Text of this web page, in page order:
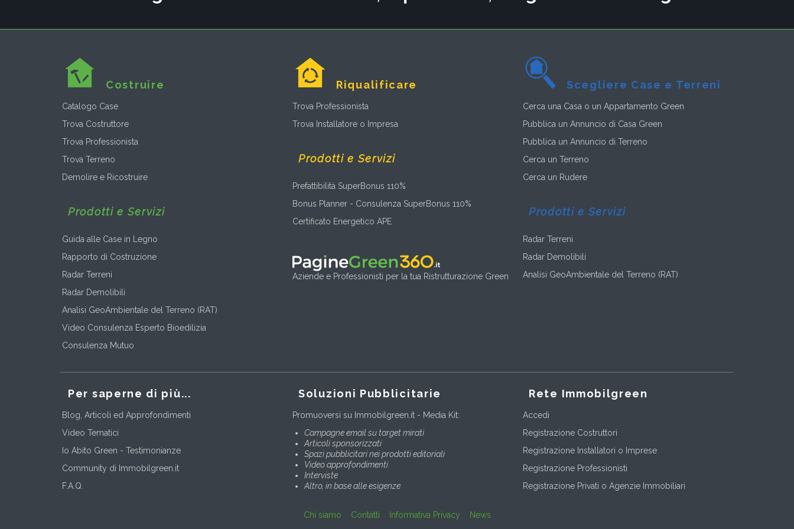
Costruire
Catalogo Case
Trova Costruttore
Trova Professionista
Trova Terreno
Demolire e Ricostruire
Prodotti e Servizi
Guida alle Case in Legno
Rapporto di Costruzione
Radar Terreni
Radar Demolibili
Analisi GeoAmbientale del Terreno (RAT)
Video Consulenza Esperto Bioedilizia
Consulenza Mutuo
Riqualificare
Trova Professionista
Trova Installatore o Impresa
Prodotti e Servizi
Prefattibilità SuperBonus 110%
Bonus Planner - Consulenza SuperBonus 110%
Certificato Energetico APE
Aziende e Professionisti per la tua Ristrutturazione Green
Scegliere Case e Terreni
Cerca una Casa o un Appartamento Green
Pubblica un Annuncio di Casa Green
Pubblica un Annuncio di Terreno
Cerca un Terreno
Cerca un Rudere
Prodotti e Servizi
Radar Terreni
Radar Demolibili
Analisi GeoAmbientale del Terreno (RAT)
Per saperne di più...
Blog, Articoli ed Approfondimenti
Video Tematici
Io Abito Green - Testimonianze
Community di Immobilgreen.it
F.A.Q.
Soluzioni Pubblicitarie
Promuoversi su Immobilgreen.it - Media Kit:
Campagne email su target mirati
Articoli sponsorizzati
Spazi pubblicitari nei prodotti editoriali
Video approfondimenti
Interviste
Altro, in base alle esigenze
Rete Immobilgreen
Accedi
Registrazione Costruttori
Registrazione Installatori o Imprese
Registrazione Professionisti
Registrazione Privati o Agenzie Immobiliari
Chi siamo Contatti Informativa Privacy News